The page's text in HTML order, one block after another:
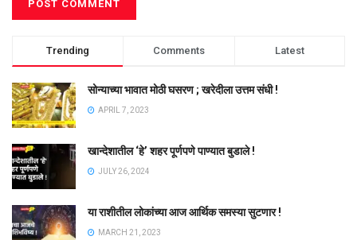
Trending Comments Latest
सोन्याच्या भावात मोठी घसरण ; खरेदीला उत्तम संधी !
APRIL 7, 2023
खान्देशातील ‘हे’ शहर पूर्णपणे पाण्यात बुडाले !
JULY 26, 2024
या राशीतील लोकांच्या आज आर्थिक समस्या सुटणार !
MARCH 21, 2023